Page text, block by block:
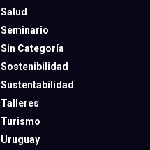
Salud
Seminario
Sin Categoría
Sostenibilidad
Sustentabilidad
Talleres
Turismo
Uruguay